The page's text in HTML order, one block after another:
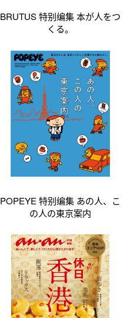
BRUTUS 特别编集 本が人をつ
くる。
POPEYE 特别编集 あの人、こ
の人の東京案内